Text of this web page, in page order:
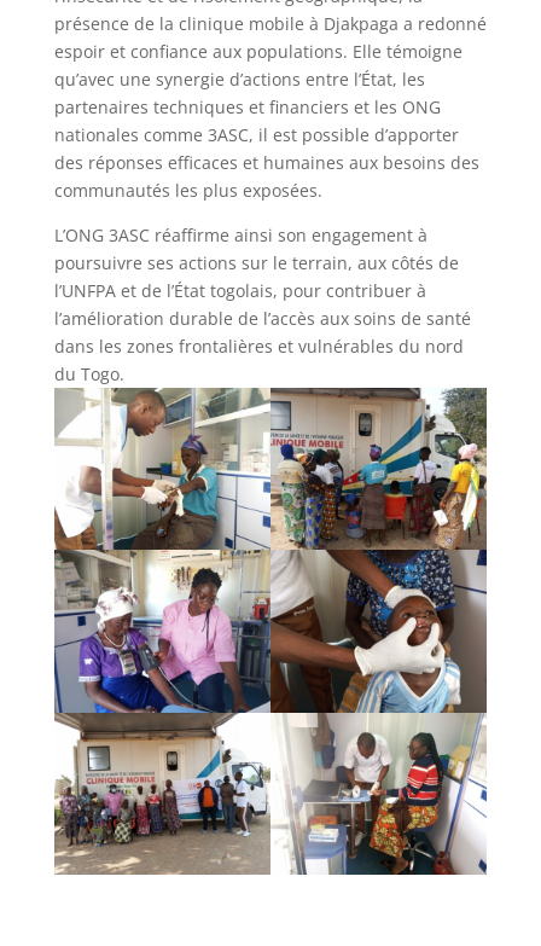
présence de la clinique mobile à Djakpaga a redonné
espoir et confiance aux populations. Elle témoigne
qu’avec une synergie d’actions entre l’État, les
partenaires techniques et financiers et les ONG
nationales comme 3ASC, il est possible d’apporter
des réponses efficaces et humaines aux besoins des
communautés les plus exposées.
L’ONG 3ASC réaffirme ainsi son engagement à
poursuivre ses actions sur le terrain, aux côtés de
l’UNFPA et de l’État togolais, pour contribuer à
l’amélioration durable de l’accès aux soins de santé
dans les zones frontalières et vulnérables du nord
du Togo.